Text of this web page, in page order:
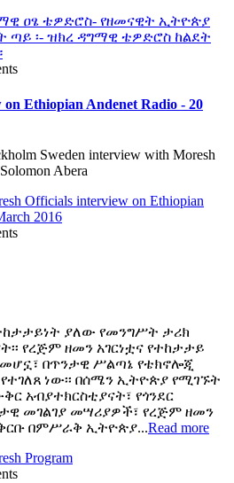
ዐፄ ቴዎድሮስ- የዘመናዊት ኢትዮጵያ
፡- ዝክረ ዳግማዊ ቴዎድሮስ ከልደት
Ethiopian Andenet Radio - 20
Sweden interview with Moresh
Abera
Officials interview on Ethiopian
2016
ያለው የመንግሥት ታሪክ
የረጅም ዘመን አገርነቷና የተከታታይ
በጥንታዊ ሥልጣኔ የቴክኖሎጂ
ነው፡፡ በሰሜን ኢትዮጵያ የሚገኙት
አብያተክርስቲያናት፣ የጎንደር
መገልገያ መሣሪያዎች፣ የረጅም ዘመን
በምሥራቅ ኢትዮጵያ...Read more
Program